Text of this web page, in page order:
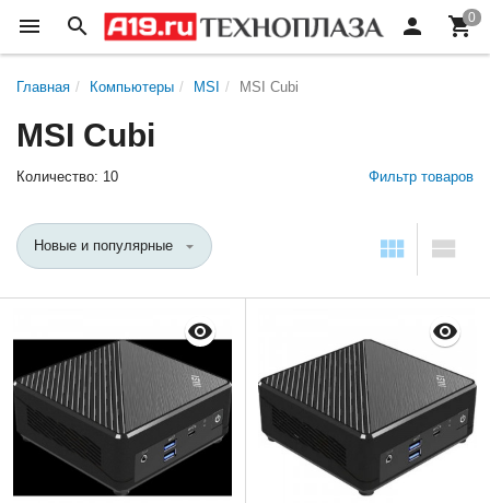
Главная Компьютеры MSI MSI Cubi
MSI Cubi
Количество: 10 Фильтр товаров
Новые и популярные